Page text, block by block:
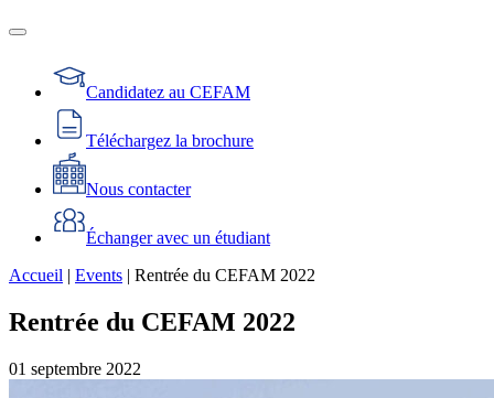
Candidatez au CEFAM
Téléchargez la brochure
Nous contacter
Échanger avec un étudiant
Accueil | Events | Rentrée du CEFAM 2022
Rentrée du CEFAM 2022
01 septembre 2022